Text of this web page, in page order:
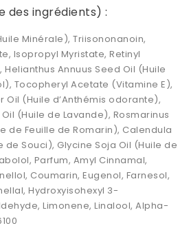
des ingrédients) :
Minérale), Triisononanoin,
Isopropyl Myristate, Retinyl
Annuus Seed Oil (Huile
Tocopheryl Acetate (Vitamine E),
Oil (Huile d’Anthémis odorante),
(Huile de Lavande), Rosmarinus
de Feuille de Romarin), Calendula
de Souci), Glycine Soja Oil (Huile de
Parfum, Amyl Cinnamal,
Coumarin, Eugenol, Farnesol,
Hydroxyisohexyl 3-
Limonene, Linalool, Alpha-